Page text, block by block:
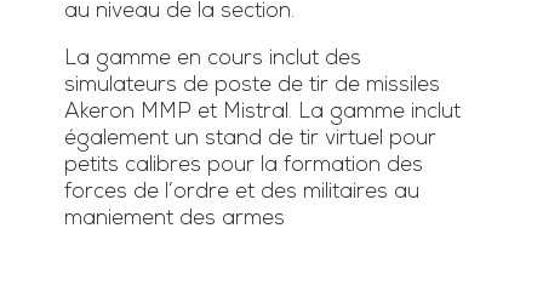
au niveau de la section.
La gamme en cours inclut des
simulateurs de poste de tir de missiles
Akeron MMP et Mistral. La gamme inclut
également un stand de tir virtuel pour
petits calibres pour la formation des
forces de l’ordre et des militaires au
maniement des armes